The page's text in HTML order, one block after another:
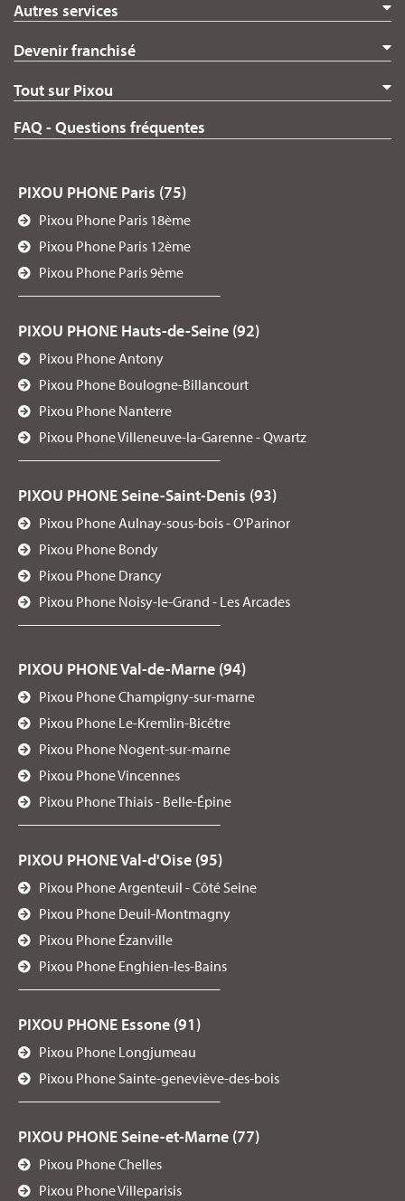
Autres services
Devenir franchisé
Tout sur Pixou
FAQ - Questions fréquentes
PIXOU PHONE Paris (75)
Pixou Phone Paris 18ème
Pixou Phone Paris 12ème
Pixou Phone Paris 9ème
PIXOU PHONE Hauts-de-Seine (92)
Pixou Phone Antony
Pixou Phone Boulogne-Billancourt
Pixou Phone Nanterre
Pixou Phone Villeneuve-la-Garenne - Qwartz
PIXOU PHONE Seine-Saint-Denis (93)
Pixou Phone Aulnay-sous-bois - O'Parinor
Pixou Phone Bondy
Pixou Phone Drancy
Pixou Phone Noisy-le-Grand - Les Arcades
PIXOU PHONE Val-de-Marne (94)
Pixou Phone Champigny-sur-marne
Pixou Phone Le-Kremlin-Bicêtre
Pixou Phone Nogent-sur-marne
Pixou Phone Vincennes
Pixou Phone Thiais - Belle-Épine
PIXOU PHONE Val-d'Oise (95)
Pixou Phone Argenteuil - Côté Seine
Pixou Phone Deuil-Montmagny
Pixou Phone Ézanville
Pixou Phone Enghien-les-Bains
PIXOU PHONE Essone (91)
Pixou Phone Longjumeau
Pixou Phone Sainte-geneviève-des-bois
PIXOU PHONE Seine-et-Marne (77)
Pixou Phone Chelles
Pixou Phone Villeparisis